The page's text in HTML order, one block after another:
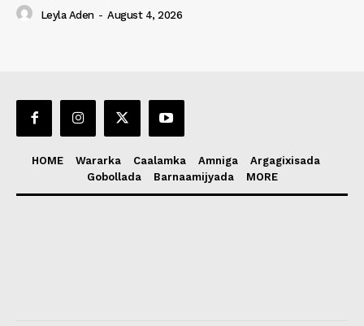
Leyla Aden - August 4, 2026
HOME Wararka Caalamka Amniga
Argagixisada
Gobollada
Barnaamijyada MORE